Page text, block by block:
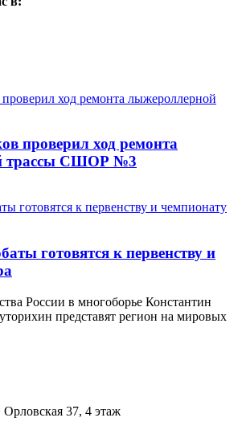
проверил ход ремонта
трассы СШОР №3
готовятся к первенству и
России в многоборье Константин
представят регион на мировых
37, 4 этаж